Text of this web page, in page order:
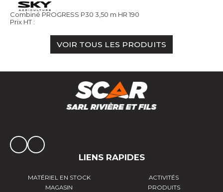
Combiné PROGRESS P30 3,50 m HR 190
Prix HT :
VOIR TOUS LES PRODUITS
LIENS RAPIDES
MATÉRIEL EN STOCK
ACTIVITÉS
MAGASIN
PRODUITS